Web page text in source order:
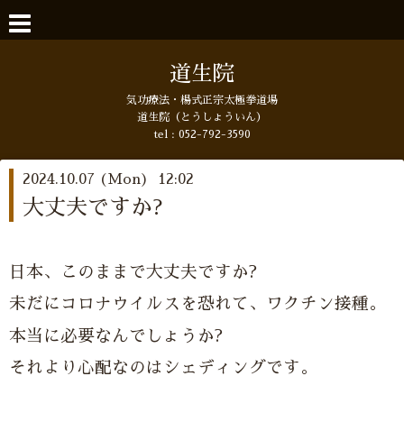
道生院
気功療法・楊式正宗太極拳道場
道生院（とうしょういん）
tel : 052-792-3590
2024.10.07 (Mon) 12:02
大丈夫ですか?
日本、このままで大丈夫ですか?
未だにコロナウイルスを恐れて、ワクチン接種。
本当に必要なんでしょうか?
それより心配なのはシェディングです。